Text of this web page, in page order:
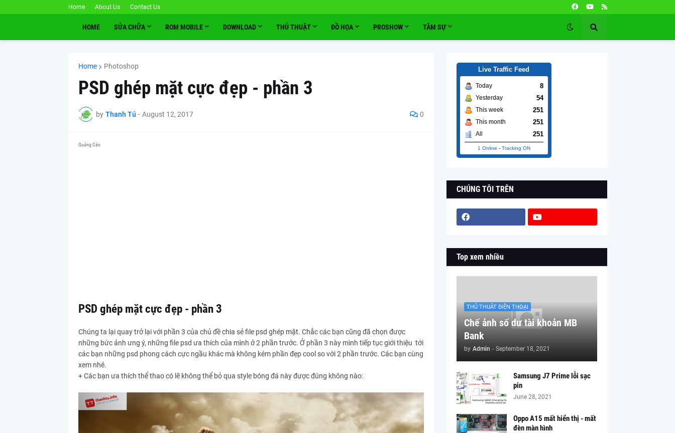
Home About Us Contact Us
HOME SỬA CHỮA ROM MOBILE DOWNLOAD THỦ THUẬT ĐỒ HỌA PROSHOW TÂM SỰ
Home Photoshop
PSD ghép mặt cực đẹp - phần 3
by Thanh Tú - August 12, 2017 0
Quảng Cáo
PSD ghép mặt cực đẹp - phần 3
Chúng ta lại quay trở lại với phần 3 của chủ đề chia sẻ file psd ghép mặt. Chắc các bạn cũng đã chọn được
những bức ảnh ưng ý, những file psd ưa thích của mình ở 2 phần trước. Ở phần 3 này mình tiếp tục giới thiệu tới
các bạn những psd phong cách cực ngầu khác mà không kém phần đẹp cool so với 2 phần trước. Các bạn cùng
xem nhé.
+ Các bạn ưa thích thể thao có lẽ không thể bỏ qua style bóng đá này được đúng không nào:
Live Traffic Feed
Today 8
Yesterday 54
This week 251
This month 251
All 251
1 Online - Tracking ON
CHÚNG TÔI TRÊN
Top xem nhiều
THỦ THUÂT ĐIỆN THOẠI
Chế ảnh số dư tài khoản MB
Bank
by Admin - September 18, 2021
Samsung J7 Prime lỗi sạc
pin
June 28, 2021
Oppo A15 mất hiển thị - mất
đèn màn hình